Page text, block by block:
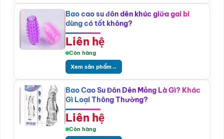
Bao cao su đôn dên khúc giữa gai bi
dùng có tốt không?
Liên hệ
Còn hàng
Xem sản phẩm→
Bao Cao Su Đôn Dên Mỏng Là Gì? Khác
Gì Loại Thông Thường?
Liên hệ
Còn hàng